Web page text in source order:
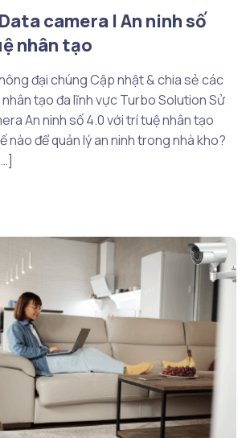
camera | An ninh số
nhân tạo
đại chúng Cập nhật & chia sẻ các
tạo đa lĩnh vực Turbo Solution Sử
An ninh số 4.0 với trí tuệ nhân tạo
nào để quản lý an ninh trong nhà kho?